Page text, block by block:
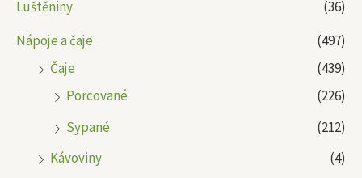
Luštěniny
(36)
Nápoje a čaje
(497)
Čaje
(439)
Porcované
(226)
Sypané
(212)
Kávoviny
(4)